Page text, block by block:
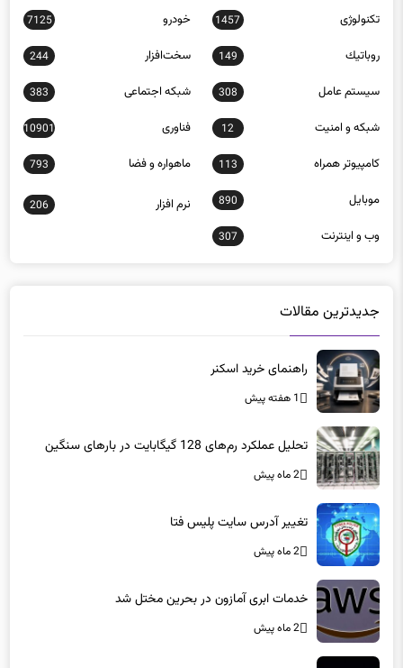
تکنولوژی 1457 خودرو 7125
روباتيك 149 سخت‌افزار 244
سيستم عامل 308 شبكه اجتماعی 383
شبكه و امنيت 12 فناوری 10901
كامپيوتر همراه 113 ماهواره و فضا 793
موبايل 890 نرم افزار 206
وب و اينترنت 307
جدیدترین مقالات
راهنمای خرید اسکنر
1 هفته پیش
تحلیل عملکرد رم‌های 128 گیگابایت در بارهای سنگین
2 ماه پیش
تغییر آدرس سایت پلیس فتا
2 ماه پیش
خدمات ابری آمازون در بحرین مختل شد
2 ماه پیش